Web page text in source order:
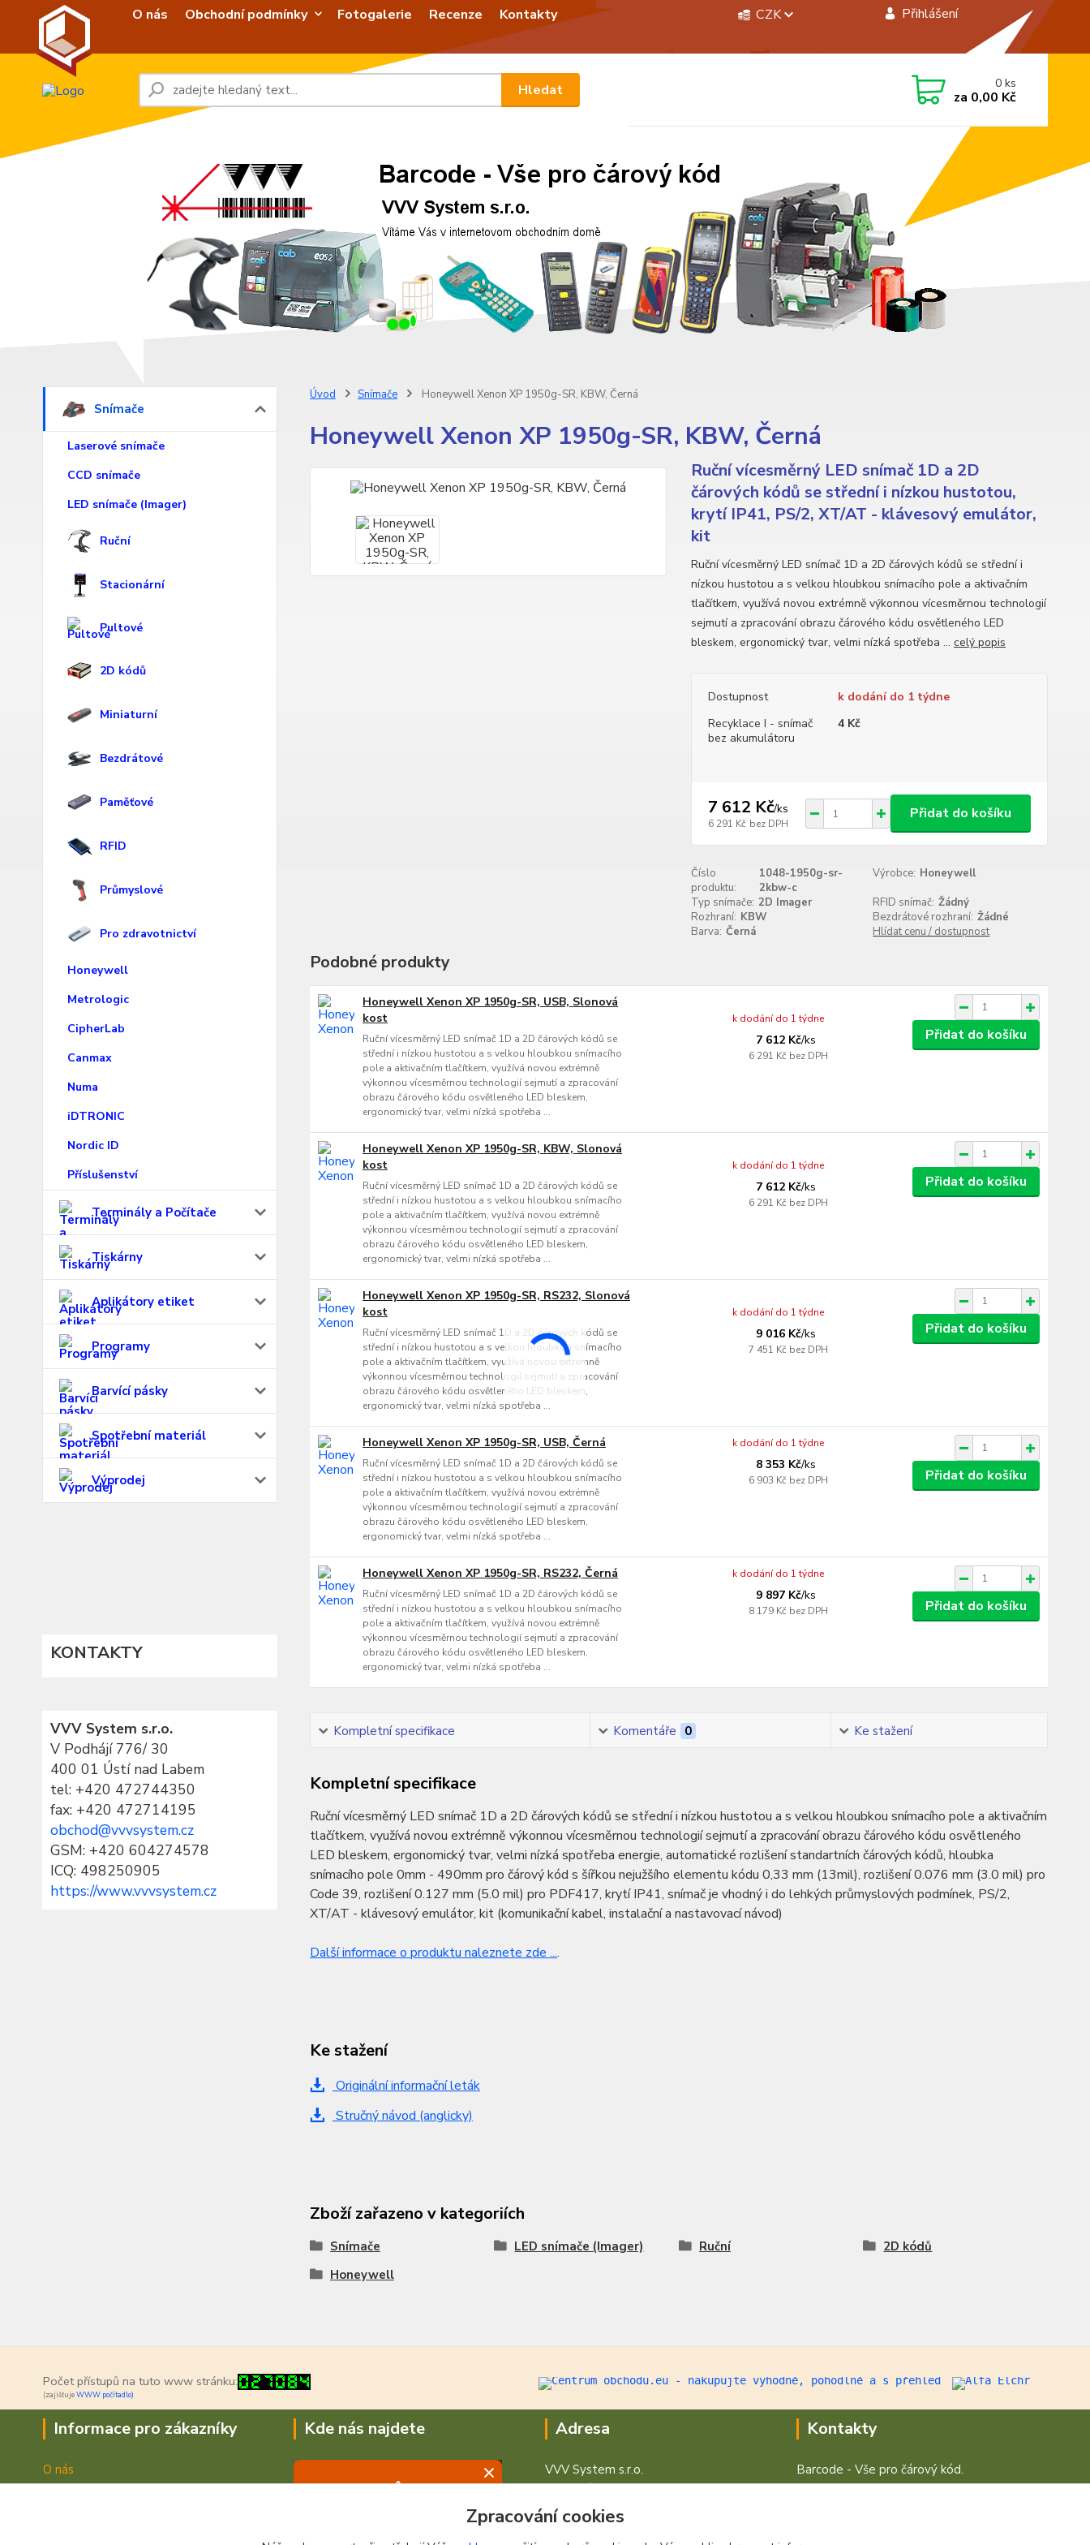
O nás Obchodní podmínky Fotogalerie Recenze Kontakty CZK Přihlášení
Hledat 0ks
za 0,00 Kč
Snímače
Laserové snímače
CCD snímače
LED snímače (Imager)
Ruční
Stacionární
Pultové
2D kódů
Miniaturní
Bezdrátové
Paměťové
RFID
Průmyslové
Pro zdravotnictví
Honeywell
Metrologic
CipherLab
Canmax
Numa
iDTRONIC
Nordic ID
Příslušenství
Terminály a Počítače
Tiskárny
Aplikátory etiket
Programy
Barvící pásky
Spotřební materiál
Výprodej
KONTAKTY
VVV System s.r.o.
V Podhájí 776/ 30
400 01 Ústí nad Labem
tel: +420 472744350
fax: +420 472714195
obchod@vvvsystem.cz
GSM: +420 604274578
ICQ: 498250905
https://www.vvvsystem.cz
Úvod Snímače Honeywell Xenon XP 1950g-SR, KBW, Černá
Honeywell Xenon XP 1950g-SR, KBW, Černá
Ruční vícesměrný LED snímač 1D a 2D
čárových kódů se střední i nízkou hustotou,
krytí IP41, PS/2, XT/AT - klávesový emulátor,
kit
Ruční vícesměrný LED snímač 1D a 2D čárových kódů se střední i
nízkou hustotou a s velkou hloubkou snímacího pole a aktivačním
tlačítkem, využívá novou extrémně výkonnou vícesměrnou technologií
sejmutí a zpracování obrazu čárového kódu osvětleného LED
bleskem, ergonomický tvar, velmi nízká spotřeba ... celý popis
Dostupnost
k dodání do 1 týdne
Recyklace I - snímač
bez akumulátoru
4 Kč
7 612 Kč/ks
6 291 Kč bez DPH
Přidat do košíku
Číslo
produktu:
1048-1950g-sr-
2kbw-c
Výrobce: Honeywell
Typ snímače: 2D Imager RFID snímač: Žádný
Rozhraní: KBW Bezdrátové rozhraní: Žádné
Barva: Černá Hlídat cenu / dostupnost
Podobné produkty
Honeywell Xenon XP 1950g-SR, USB, Slonová
kost
Ruční vícesměrný LED snímač 1D a 2D čárových kódů se
střední i nízkou hustotou a s velkou hloubkou snímacího
pole a aktivačním tlačítkem, využívá novou extrémně
výkonnou vícesměrnou technologií sejmutí a zpracování
obrazu čárového kódu osvětleného LED bleskem,
ergonomický tvar, velmi nízká spotřeba ...
7 612 Kč/ks
6 291 Kč bez DPH
k dodání do 1 týdne
Přidat do košíku
Honeywell Xenon XP 1950g-SR, KBW, Slonová
kost
Ruční vícesměrný LED snímač 1D a 2D čárových kódů se
střední i nízkou hustotou a s velkou hloubkou snímacího
pole a aktivačním tlačítkem, využívá novou extrémně
výkonnou vícesměrnou technologií sejmutí a zpracování
obrazu čárového kódu osvětleného LED bleskem,
ergonomický tvar, velmi nízká spotřeba ...
7 612 Kč/ks
6 291 Kč bez DPH
k dodání do 1 týdne
Přidat do košíku
Honeywell Xenon XP 1950g-SR, RS232, Slonová
kost
Ruční vícesměrný LED snímač 1D a 2D čárových kódů se
střední i nízkou hustotou a s velkou hloubkou snímacího
pole a aktivačním tlačítkem, využívá novou extrémně
výkonnou vícesměrnou technologií sejmutí a zpracování
obrazu čárového kódu osvětleného LED bleskem,
ergonomický tvar, velmi nízká spotřeba ...
9 016 Kč/ks
7 451 Kč bez DPH
k dodání do 1 týdne
Přidat do košíku
Honeywell Xenon XP 1950g-SR, USB, Černá
Ruční vícesměrný LED snímač 1D a 2D čárových kódů se
střední i nízkou hustotou a s velkou hloubkou snímacího
pole a aktivačním tlačítkem, využívá novou extrémně
výkonnou vícesměrnou technologií sejmutí a zpracování
obrazu čárového kódu osvětleného LED bleskem,
ergonomický tvar, velmi nízká spotřeba ...
8 353 Kč/ks
6 903 Kč bez DPH
k dodání do 1 týdne
Přidat do košíku
Honeywell Xenon XP 1950g-SR, RS232, Černá
Ruční vícesměrný LED snímač 1D a 2D čárových kódů se
střední i nízkou hustotou a s velkou hloubkou snímacího
pole a aktivačním tlačítkem, využívá novou extrémně
výkonnou vícesměrnou technologií sejmutí a zpracování
obrazu čárového kódu osvětleného LED bleskem,
ergonomický tvar, velmi nízká spotřeba ...
9 897 Kč/ks
8 179 Kč bez DPH
k dodání do 1 týdne
Přidat do košíku
Kompletní specifikace Komentáře 0 Ke stažení
Kompletní specifikace
Ruční vícesměrný LED snímač 1D a 2D čárových kódů se střední i nízkou hustotou a s velkou hloubkou snímacího pole a aktivačním
tlačítkem, využívá novou extrémně výkonnou vícesměrnou technologií sejmutí a zpracování obrazu čárového kódu osvětleného
LED bleskem, ergonomický tvar, velmi nízká spotřeba energie, automatické rozlišení standartních čárových kódů, hloubka
snímacího pole 0mm - 490mm pro čárový kód s šířkou nejužšího elementu kódu 0,33 mm (13mil), rozlišení 0.076 mm (3.0 mil) pro
Code 39, rozlišení 0.127 mm (5.0 mil) pro PDF417, krytí IP41, snímač je vhodný i do lehkých průmyslových podmínek, PS/2,
XT/AT - klávesový emulátor, kit (komunikační kabel, instalační a nastavovací návod)
Další informace o produktu naleznete zde ....
Ke stažení
Originální informační leták
Stručný návod (anglicky)
Zboží zařazeno v kategoriích
Snímače LED snímače (Imager) Ruční
2D kódů
Honeywell
Počet přístupů na tuto www stránku:
(zajišťujeWWW počítadlo)
Informace pro zákazníky
O nás
Jak nakupovat
Kde nás najdete Adresa
VVV System s.r.o.
V Podhájí 776/ 30
400 01 Ústí nad Labem
Kontakty
Barcode - Vše pro čárový kód.
Zpracování cookies